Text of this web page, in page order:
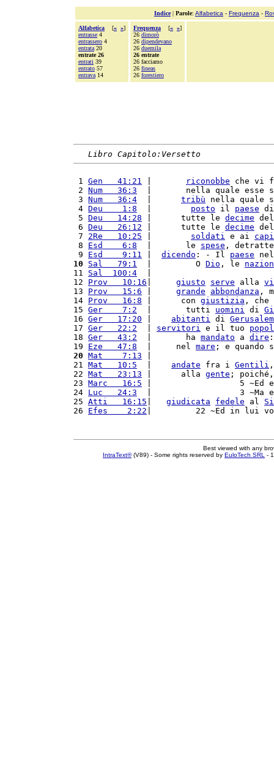
Indice| Parole: Alfabetica - Frequenza -
Alfabetica [« »]
entrasse 4
entrassero 4
entrata 20
entrate 26
entrati 39
entrato 57
entrava 14
Frequenza [« »]
26 dimorò
26 dipendevano
26 duemila
26 entrate
26 facciamo
26 fineas
26 forestiero
Libro Capitolo:Versetto
1 Gen   41:21 riconobbe che vi
2 Num   36:3
|       nella quale esse
3 Num   36:4 tribù nella quale
4 Deu    1:8 posto il paese
5 Deu   14:28 |      tutte le decime
6 Deu   26:12 |      tutte le decime
7 2Re   10:25 soldati e ai
8 Esd    6:8
  |       le
spese ,
9 Esd    9:11 dicendo : - Il paese
10
Sal   79:1
  |         O
Dio , le
11 Sal  100:4
12 Prov   10:16 giusto serve alla
13 Prov   15:6 grande abbondanza ,
14 Prov   16:8 |      con giustizia , che
15 Ger    7:2
  |       tutti
uomini di
16 Ger   17:20 abitanti di
17 Ger   22:2 servitori e il tuo
18 Ger   43:2
  |       ha
mandato a dire
19 Eze   47:8
  |     nel
mare ; e quando
20 Mat    7:13
21 Mat   10:5 andate fra i Gentili
22 Mat   23:13 |      alla gente ;
23 Marc   16:5 |                  5 ~Ed
24 Luc   24:3
|                  3 ~Ma
25 Atti   16:15 giudicata fedele al
26 Efes    2:22 |         22 ~Ed in lui
Best viewed with any
IntraText®(V89) - Some rights reserved by EuloTech SRL -